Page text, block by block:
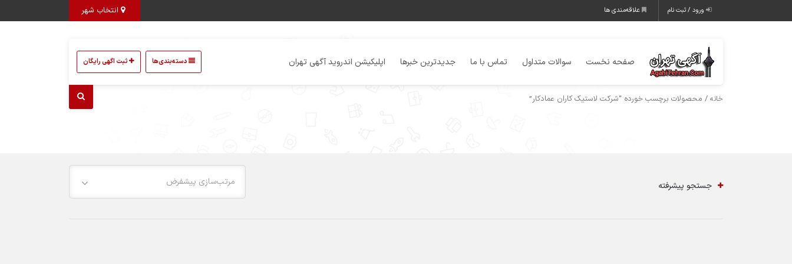
انتخاب شهر ورود / ثبت نام علاقه‌مندی ها
صفحه نخست سوالات متداول تماس با ما جدیدترین خبرها اپلیکیشن اندروید آگهی تهران دسته‌بندی‌ها ثبت اگهی رایگان
خانه / محصولات برچسب خورده “شرکت لاستیک کاران عمادکار”
مرتب‌سازی پیشفرض جستجو پیشرفته